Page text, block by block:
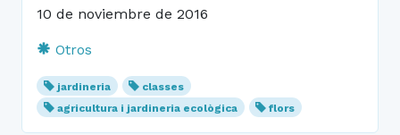
10 de noviembre de 2016
Otros
jardineria
classes
agricultura i jardineria ecològica
flors